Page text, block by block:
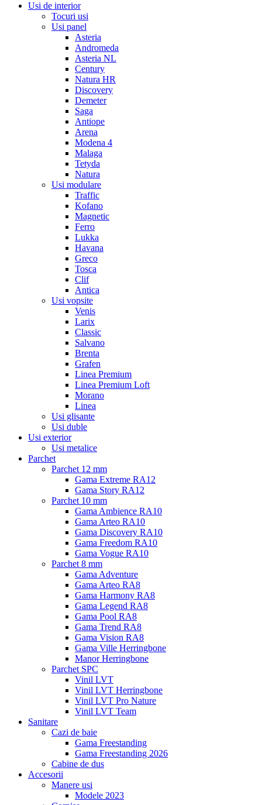
Usi de interior
Tocuri usi
Usi panel
Asteria
Andromeda
Asteria NL
Century
Natura HR
Discovery
Demeter
Saga
Antiope
Arena
Modena 4
Malaga
Tetyda
Natura
Usi modulare
Traffic
Kofano
Magnetic
Ferro
Lukka
Havana
Greco
Tosca
Clif
Antica
Usi vopsite
Venis
Larix
Classic
Salvano
Brenta
Grafen
Linea Premium
Linea Premium Loft
Morano
Linea
Usi glisante
Usi duble
Usi exterior
Usi metalice
Parchet
Parchet 12 mm
Gama Extreme RA12
Gama Story RA12
Parchet 10 mm
Gama Ambience RA10
Gama Arteo RA10
Gama Discovery RA10
Gama Freedom RA10
Gama Vogue RA10
Parchet 8 mm
Gama Adventure
Gama Arteo RA8
Gama Harmony RA8
Gama Legend RA8
Gama Pool RA8
Gama Trend RA8
Gama Vision RA8
Gama Ville Herringbone
Manor Herringbone
Parchet SPC
Vinil LVT
Vinil LVT Herringbone
Vinil LVT Pro Nature
Vinil LVT Team
Sanitare
Cazi de baie
Gama Freestanding
Gama Freestanding 2026
Cabine de dus
Accesorii
Manere usi
Modele 2023